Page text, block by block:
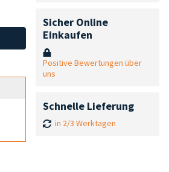
Sicher Online
Einkaufen
Positive Bewertungen über
uns
Schnelle Lieferung
in 2/3 Werktagen